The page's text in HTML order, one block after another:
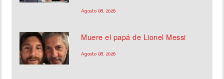
Agosto 08, 2026
Muere el papá de Lionel Messi
Agosto 08, 2026